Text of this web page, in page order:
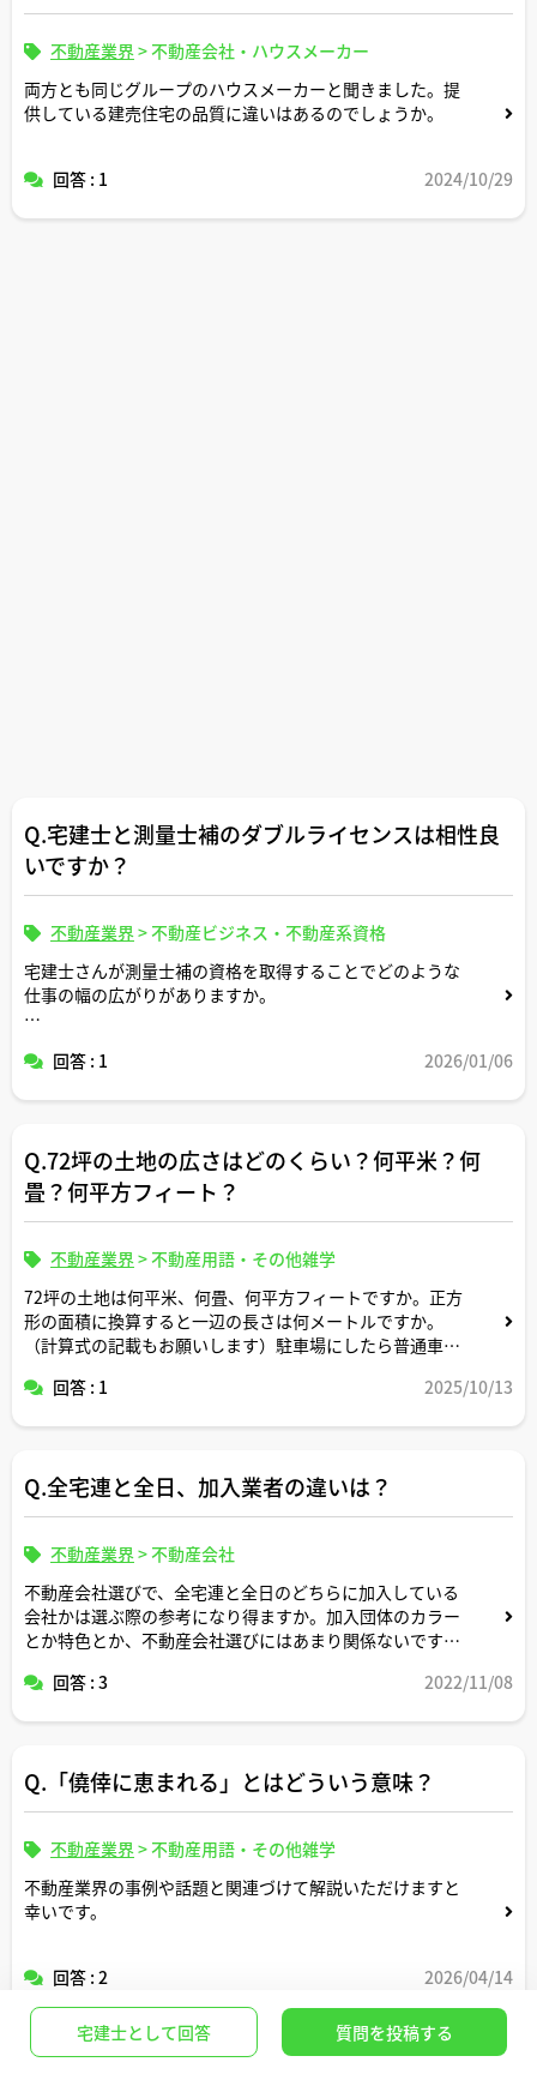
不動産業界>不動産会社・ハウスメーカー
両方とも同じグループのハウスメーカーと聞きました。提
供している建売住宅の品質に違いはあるのでしょうか。
回答 : 1 2024/10/29
Q.宅建士と測量士補のダブルライセンスは相性良
いですか？
不動産業界>不動産ビジネス・不動産系資格
宅建士さんが測量士補の資格を取得することでどのような
仕事の幅の広がりがありますか。
回答 : 1 2026/01/06
Q.72坪の土地の広さはどのくらい？何平米？何
畳？何平方フィート？
不動産業界>不動産用語・その他雑学
72坪の土地は何平米、何畳、何平方フィートですか。正方
形の面積に換算すると一辺の長さは何メートルですか。
（計算式の記載もお願いします）駐車場にしたら普通車約
回答 : 1 2025/10/13
Q.全宅連と全日、加入業者の違いは？
不動産業界>不動産会社
不動産会社選びで、全宅連と全日のどちらに加入している
会社かは選ぶ際の参考になり得ますか。加入団体のカラー
とか特色とか、不動産会社選びにはあまり関係ないです
回答 : 3 2022/11/08
Q.「僥倖に恵まれる」とはどういう意味？
不動産業界>不動産用語・その他雑学
不動産業界の事例や話題と関連づけて解説いただけますと
幸いです。
回答 : 2 2026/04/14
宅建士として回答 質問を投稿する